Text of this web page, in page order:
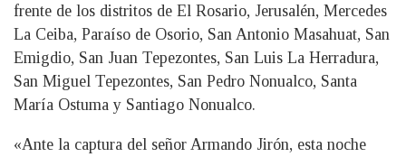
frente de los distritos de El Rosario, Jerusalén, Mercedes
La Ceiba, Paraíso de Osorio, San Antonio Masahuat, San
Emigdio, San Juan Tepezontes, San Luis La Herradura,
San Miguel Tepezontes, San Pedro Nonualco, Santa
María Ostuma y Santiago Nonualco.
«Ante la captura del señor Armando Jirón, esta noche